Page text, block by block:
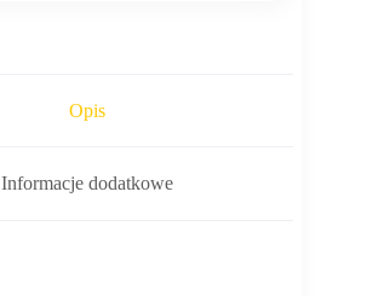
Opis
Informacje dodatkowe